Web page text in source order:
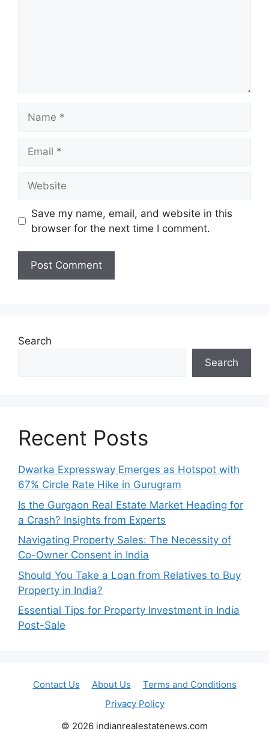
Save my name, email, and website in this
browser for the next time I comment.
Search
Search
Recent Posts
Dwarka Expressway Emerges as Hotspot with
67% Circle Rate Hike in Gurugram
Is the Gurgaon Real Estate Market Heading for
a Crash? Insights from Experts
Navigating Property Sales: The Necessity of
Co-Owner Consent in India
Should You Take a Loan from Relatives to Buy
Property in India?
Essential Tips for Property Investment in India
Post-Sale
Contact Us About Us
Terms and Conditions
Privacy Policy
© 2026 indianrealestatenews.com